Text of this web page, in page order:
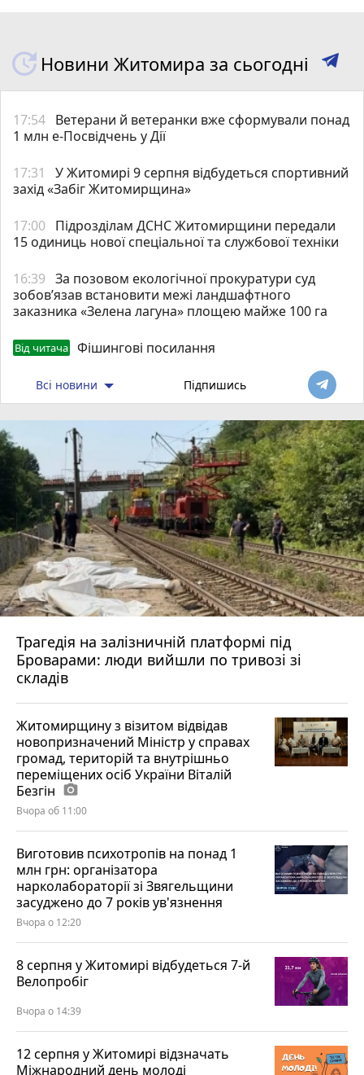
Новини Житомира за сьогодні
17:54 Ветерани й ветеранки вже сформували понад
1 млн е-Посвідчень у Дії
17:31
У Житомирі 9 серпня відбудеться спортивний
захід «Забіг Житомирщина»
17:00 Підрозділам ДСНС Житомирщини передали
15 одиниць нової спеціальної та службової техніки
16:39 За позовом екологічної прокуратури суд
зобов’язав встановити межі ландшафтного
заказника «Зелена лагуна» площею майже 100 га
Від читача Фішингові посилання
Всі новини Підпишись
Трагедія на залізничній платформі під
Броварами: люди вийшли по тривозі зі
складів
Житомирщину з візитом відвідав
новопризначений Міністр у справах
громад, територій та внутрішньо
переміщених осіб України Віталій
Безгін photo_camera
Вчора об 11:00
Виготовив психотропів на понад 1
млн грн: організатора
нарколабораторії зі Звягельщини
засуджено до 7 років ув'язнення
Вчора о 12:20
8 серпня у Житомирі відбудеться 7-й
Велопробіг
Вчора о 14:39
12 серпня у Житомирі відзначать
Міжнародний день молоді